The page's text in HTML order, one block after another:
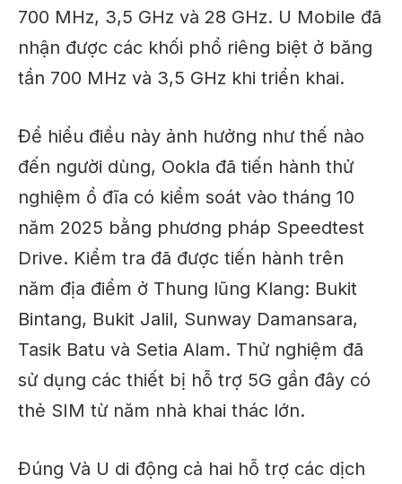
700 MHz, 3,5 GHz và 28 GHz. U Mobile đã
nhận được các khối phổ riêng biệt ở băng
tần 700 MHz và 3,5 GHz khi triển khai.
Để hiểu điều này ảnh hưởng như thế nào
đến người dùng, Ookla đã tiến hành thử
nghiệm ổ đĩa có kiểm soát vào tháng 10
năm 2025 bằng phương pháp Speedtest
Drive. Kiểm tra đã được tiến hành trên
năm địa điểm ở Thung lũng Klang: Bukit
Bintang, Bukit Jalil, Sunway Damansara,
Tasik Batu và Setia Alam. Thử nghiệm đã
sử dụng các thiết bị hỗ trợ 5G gần đây có
thẻ SIM từ năm nhà khai thác lớn.
Đúng Và U di động cả hai hỗ trợ các dịch